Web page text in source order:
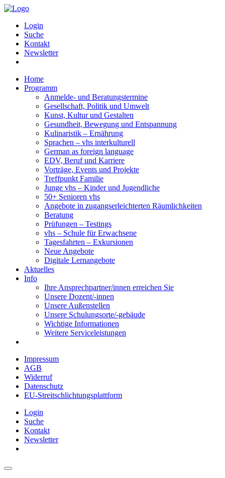
Login
Suche
Kontakt
Newsletter
Home
Programm
Anmelde- und Beratungstermine
Gesellschaft, Politik und Umwelt
Kunst, Kultur und Gestalten
Gesundheit, Bewegung und Entspannung
Kulinaristik – Ernährung
Sprachen – vhs interkulturell
German as foreign language
EDV, Beruf und Karriere
Vorträge, Events und Projekte
Treffpunkt Familie
Junge vhs – Kinder und Jugendliche
50+ Senioren vhs
Angebote in zugangserleichterten Räumlichkeiten
Beratung
Prüfungen – Testings
vhs – Schule für Erwachsene
Tagesfahrten – Exkursionen
Neue Angebote
Digitale Lernangebote
Aktuelles
Info
Ihre Ansprechpartner/innen erreichen Sie
Unsere Dozent/-innen
Unsere Außenstellen
Unsere Schulungsorte/-gebäude
Wichtige Informationen
Weitere Serviceleistungen
Impressum
AGB
Widerruf
Datenschutz
EU-Streitschlichtungsplattform
Login
Suche
Kontakt
Newsletter